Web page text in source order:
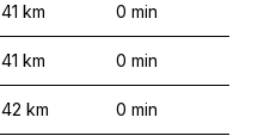
41 km 0 min
41 km 0 min
42 km 0 min